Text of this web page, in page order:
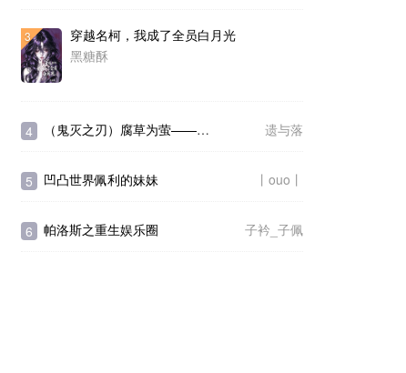
3
穿越名柯，我成了全员白月光
黑糖酥
4 （鬼灭之刃）腐草为萤——风篇 遗与落
5 凹凸世界佩利的妹妹 丨ouo丨
6 帕洛斯之重生娱乐圈 子衿_子佩